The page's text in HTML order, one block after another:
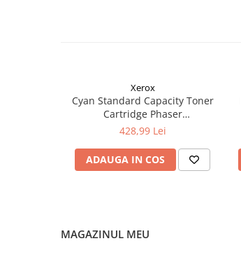
Xerox
Cyan Standard Capacity Toner
Cartridge Phaser
6510/WorkCentre 6515
428,99 Lei
ADAUGA IN COS
MAGAZINUL MEU